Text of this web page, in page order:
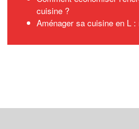
cuisine ?
Aménager sa cuisine en L